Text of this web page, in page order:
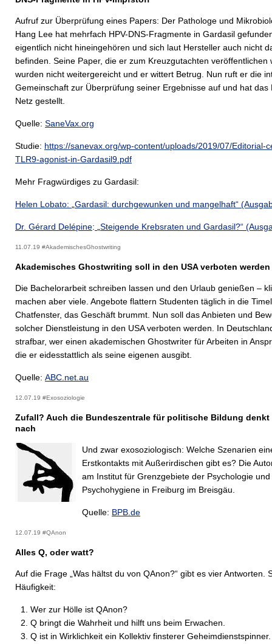
Aufruf zur Überprüfung eines Papers: Der Pathologe und
Hang Lee hat mehrfach HPV-DNS-Fragmente in Gardasil
eigentlich nicht hineingehören und sich laut Hersteller auch nicht
befinden. Seine Paper, die er zum Kreuzgutachten veröffentlichen
wurden nicht weitergereicht und er wittert Betrug. Nun ruft er die
Gemeinschaft zur Überprüfung seiner Ergebnisse auf und hat das
Netz gestellt.
Quelle: SaneVax.org
Studie: https://sanevax.org/wp-content/uploads/2019/07/Editorial-
TLR9-agonist-in-Gardasil9.pdf
Mehr Fragwürdiges zu Gardasil:
Helen Lobato: Gardasil: durchgewunken und mangelhaft“
Dr. Gérard Delépine: Steigende Krebsraten und Gardasil?“
11.07.19 #AkademischesGhostwriting
Akademisches Ghostwriting soll in den USA verboten werden
Die Bachelorarbeit schreiben lassen und den Urlaub genießen –
machen aber viele. Angebote flattern Studenten täglich in die
Chatfenster, das Geschäft brummt. Nun soll das Anbieten und
solcher Dienstleistung in den USA verboten werden. In
strafbar, wer einen akademischen Ghostwriter für Arbeiten in
die er eidesstattlich als seine eigenen ausgibt.
Quelle: ABC.net.au
12.07.19 #Exosoziologie
Zufall? Auch die Bundeszentrale für politische Bildung denkt
nach
Und zwar exosoziologisch: Welche Szenarien
Erstkontakts mit Außerirdischen gibt es? Die
am Institut für Grenzgebiete der Psychologie und
Psychohygiene in Freiburg im Breisgäu.
Quelle: BPB.de
12.07.19 #QAnon
Alles Q, oder watt?
Auf die Frage „Was hältst du von QAnon?“ gibt es vier Antworten.
Häufigkeit:
Wer zur Hölle ist QAnon?
Q bringt die Wahrheit und hilft uns beim Erwachen.
Q ist in Wirklichkeit ein Kollektiv finsterer Geheimdienstspinner.